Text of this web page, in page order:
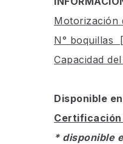
Motorización
N° boquillas
Capacidad
Disponible
Certificación
* disponible